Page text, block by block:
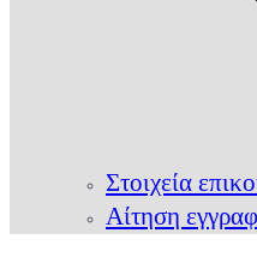
Στοιχεία
Αίτηση